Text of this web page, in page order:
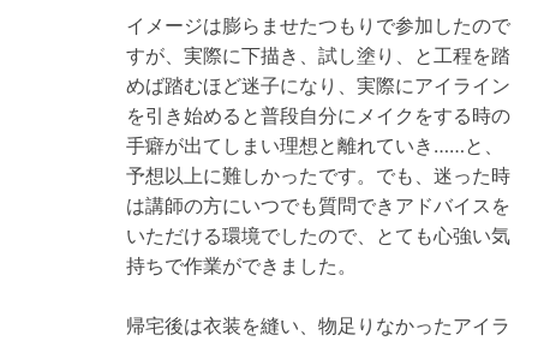
イメージは膨らませたつもりで参加したので
すが、実際に下描き、試し塗り、と工程を踏
めば踏むほど迷子になり、実際にアイライン
を引き始めると普段自分にメイクをする時の
手癖が出てしまい理想と離れていき……と、
予想以上に難しかったです。でも、迷った時
は講師の方にいつでも質問できアドバイスを
いただける環境でしたので、とても心強い気
持ちで作業ができました。
帰宅後は衣装を縫い、物足りなかったアイラ